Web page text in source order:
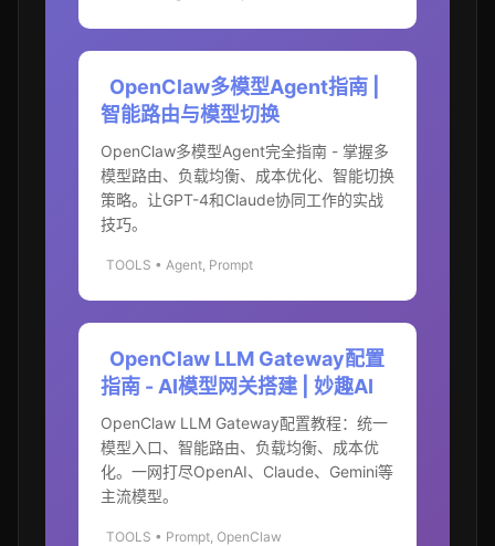
OpenClaw多模型Agent指南 |
智能路由与模型切换
OpenClaw多模型Agent完全指南 - 掌握多
模型路由、负载均衡、成本优化、智能切换
策略。让GPT-4和Claude协同工作的实战
技巧。
TOOLS • Agent, Prompt
OpenClaw LLM Gateway配置
指南 - AI模型网关搭建 | 妙趣AI
OpenClaw LLM Gateway配置教程：统一
模型入口、智能路由、负载均衡、成本优
化。一网打尽OpenAI、Claude、Gemini等
主流模型。
TOOLS • Prompt, OpenClaw